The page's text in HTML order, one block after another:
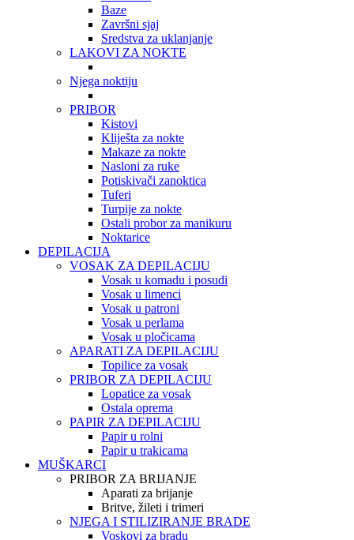
Baze
Završni sjaj
Sredstva za uklanjanje
LAKOVI ZA NOKTE
Njega noktiju
PRIBOR
Kistovi
Kliješta za nokte
Makaze za nokte
Nasloni za ruke
Potiskivači zanoktica
Tuferi
Turpije za nokte
Ostali probor za manikuru
Noktarice
DEPILACIJA
VOSAK ZA DEPILACIJU
Vosak u komadu i posudi
Vosak u limenci
Vosak u patroni
Vosak u perlama
Vosak u pločicama
APARATI ZA DEPILACIJU
Topilice za vosak
PRIBOR ZA DEPILACIJU
Lopatice za vosak
Ostala oprema
PAPIR ZA DEPILACIJU
Papir u rolni
Papir u trakicama
MUŠKARCI
PRIBOR ZA BRIJANJE
Aparati za brijanje
Britve, žileti i trimeri
NJEGA I STILIZIRANJE BRADE
Voskovi za bradu